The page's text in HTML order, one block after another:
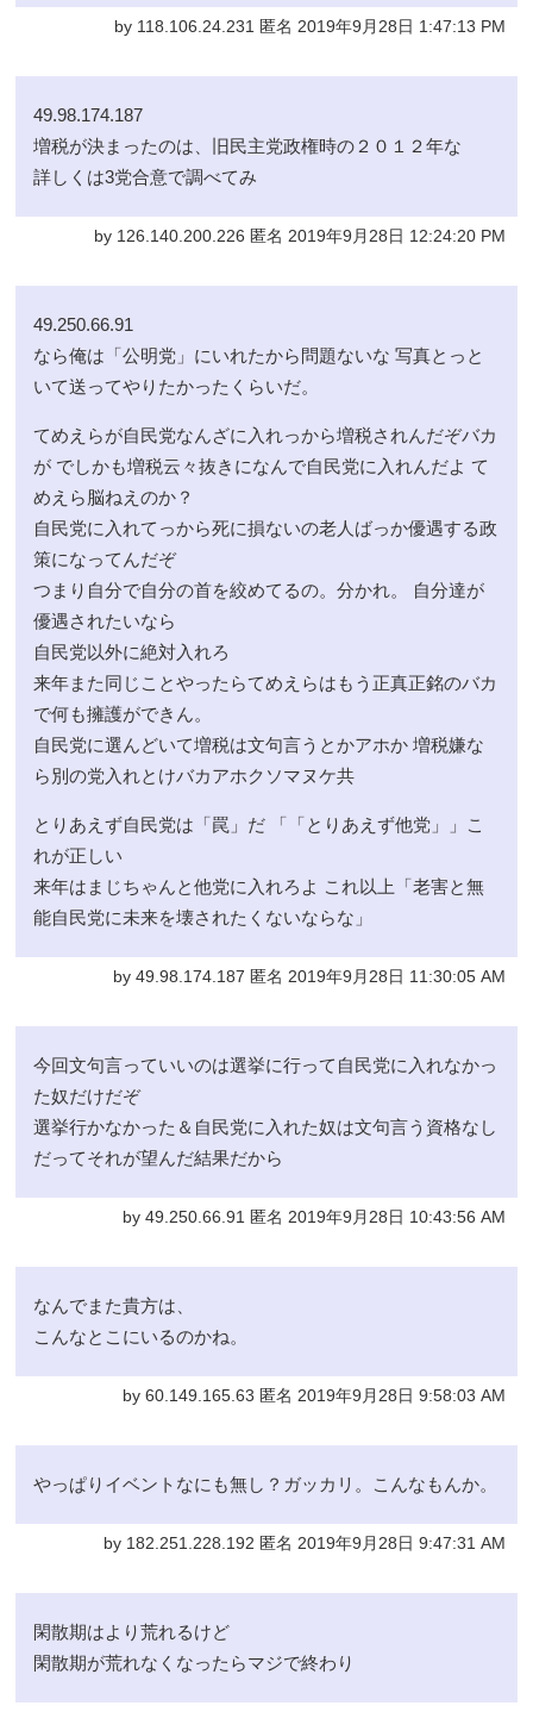
by 118.106.24.231 匿名 2019年9月28日 1:47:13 PM
49.98.174.187
増税が決まったのは、旧民主党政権時の２０１２年な
詳しくは3党合意で調べてみ
by 126.140.200.226 匿名 2019年9月28日 12:24:20 PM
49.250.66.91
なら俺は「公明党」にいれたから問題ないな 写真とっと
いて送ってやりたかったくらいだ。
てめえらが自民党なんざに入れっから増税されんだぞバカ
が でしかも増税云々抜きになんで自民党に入れんだよ て
めえら脳ねえのか？
自民党に入れてっから死に損ないの老人ばっか優遇する政
策になってんだぞ
つまり自分で自分の首を絞めてるの。分かれ。 自分達が
優遇されたいなら
自民党以外に絶対入れろ
来年また同じことやったらてめえらはもう正真正銘のバカ
で何も擁護ができん。
自民党に選んどいて増税は文句言うとかアホか 増税嫌な
ら別の党入れとけバカアホクソマヌケ共
とりあえず自民党は「罠」だ 「「とりあえず他党」」こ
れが正しい
来年はまじちゃんと他党に入れろよ これ以上「老害と無
能自民党に未来を壊されたくないならな」
by 49.98.174.187 匿名 2019年9月28日 11:30:05 AM
今回文句言っていいのは選挙に行って自民党に入れなかっ
た奴だけだぞ
選挙行かなかった＆自民党に入れた奴は文句言う資格なし
だってそれが望んだ結果だから
by 49.250.66.91 匿名 2019年9月28日 10:43:56 AM
なんでまた貴方は、
こんなとこにいるのかね。
by 60.149.165.63 匿名 2019年9月28日 9:58:03 AM
やっぱりイベントなにも無し？ガッカリ。こんなもんか。
by 182.251.228.192 匿名 2019年9月28日 9:47:31 AM
閑散期はより荒れるけど
閑散期が荒れなくなったらマジで終わり